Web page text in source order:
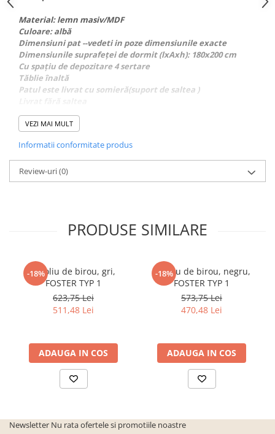
Material: lemn masiv/MDF
Culoare: albă
Dimensiuni pat --vedeti in poze dimensiunile exacte
Dimensiunile suprafeţei de dormit (lxAxh): 180x200 cm
Cu spaţiu de depozitare 4 sertare
Tăblie înaltă
Patul este livrat cu somieră(suport de saltea )
Posibilitatea de a cumpăra saltea din oferta noastră
Livrat dezasamblat
VEZI MAI MULT
Informatii conformitate produs
Review-uri(0)
PRODUSE SIMILARE
-18%
Fotoliu de birou, gri,
FOSTER TYP 1
623,75 Lei
511,48 Lei
ADAUGA IN COS
-18%
Fotoliu de birou, negru,
FOSTER TYP 1
573,75 Lei
470,48 Lei
ADAUGA IN COS
Newsletter Nu rata ofertele si promotiile noastre